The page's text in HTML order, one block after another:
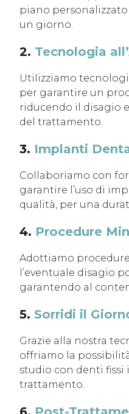
piano
un giorno.
2. Tecnologia
Utilizziamo
per garantire un
riducendo il disagio
del trattamento.
3. Implanti
Collaboriamo con
garantire l’uso di
qualità, per una
4. Procedure
Adottiamo
l’eventuale disagio
garantendo al
5. Sorridi il
Grazie alla nostra
offriamo la
studio con denti fissi
trattamento.